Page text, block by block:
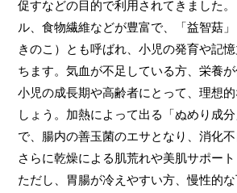
促すなどの目的で利用されてきました
ル、食物繊維などが豊富で、「益智菇
きのこ）とも呼ばれ、小児の発育や記
ちます。気血が不足している方、栄養が
小児の成長期や高齢者にとって、理想
しょう。加熱によって出る「ぬめり成
で、腸内の善玉菌のエサとなり、消化不
さらに乾燥による肌荒れや美肌サポート
ただし、胃腸が冷えやすい方、慢性的